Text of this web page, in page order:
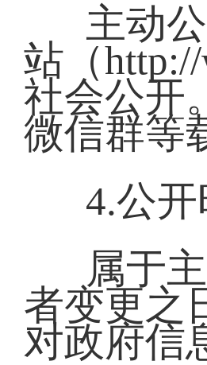
主动
站（
社会公开
微信群等
4.公开
属于
者变更之
对政府信